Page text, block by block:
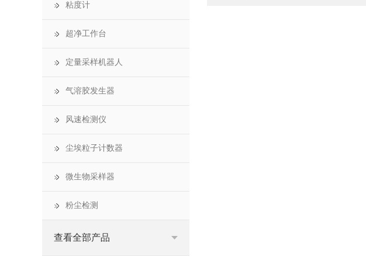
粘度计
超净工作台
定量采样机器人
气溶胶发生器
风速检测仪
尘埃粒子计数器
微生物采样器
粉尘检测
查看全部产品